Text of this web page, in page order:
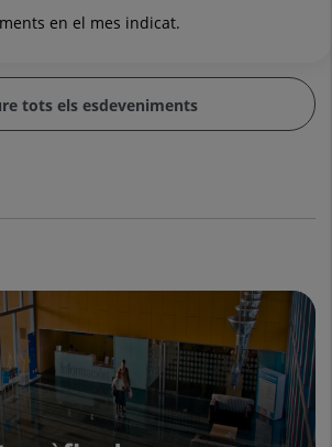
en el mes indicat.
tots els esdeveniments